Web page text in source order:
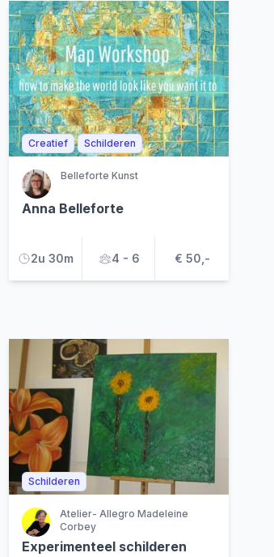
Creatief Schilderen
Belleforte Kunst
Anna Belleforte
2u 30m 4 - 6 € 50,-
Schilderen
Atelier- Allegro Madeleine
Corbey
Experimenteel schilderen